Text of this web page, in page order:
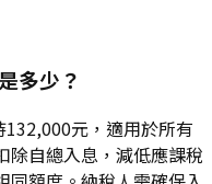
多少？
元，適用於所有
除自總入息，減低應課稅